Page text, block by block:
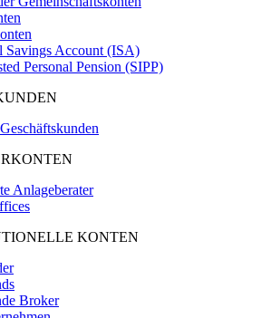
Savings Account (ISA)
Personal Pension (SIPP)
Anlageberater
KONTEN
Broker